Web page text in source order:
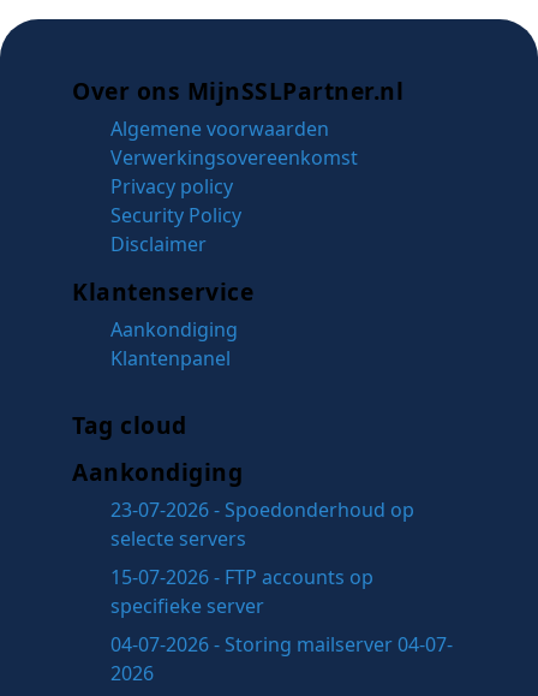
Over ons MijnSSLPartner.nl
Algemene voorwaarden
Verwerkingsovereenkomst
Privacy policy
Security Policy
Disclaimer
Klantenservice
Aankondiging
Klantenpanel
Tag cloud
Aankondiging
23-07-2026 - Spoedonderhoud op
selecte servers
15-07-2026 - FTP accounts op
specifieke server
04-07-2026 - Storing mailserver 04-07-
2026